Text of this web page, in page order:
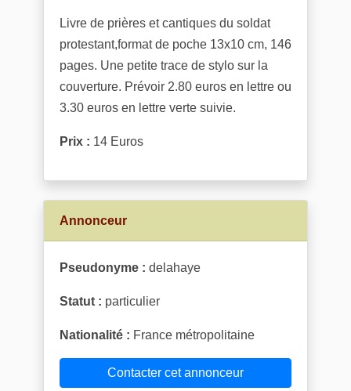
Livre de prières et cantiques du soldat
protestant,format de poche 13x10 cm, 146
pages. Une petite trace de stylo sur la
couverture. Prévoir 2.80 euros en lettre ou
3.30 euros en lettre verte suivie.
Prix : 14 Euros
Annonceur
Pseudonyme : delahaye
Statut : particulier
Nationalité : France métropolitaine
Contacter cet annonceur